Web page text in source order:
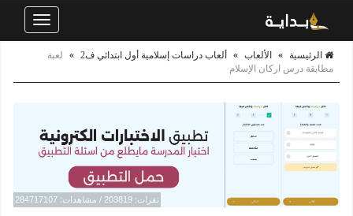
Toggle
الرئيسية » الألعاب » ألعاب دراسات إسلامية أول ابتدائي ف2 »
لعبة
مطابقة درس اركان الإسلام
نقرات: 203819 / مشاهدات: 284717107